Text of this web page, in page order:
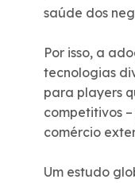
saúde dos
Por isso, a
tecnologias
para players
competitivos
comércio
Um estudo